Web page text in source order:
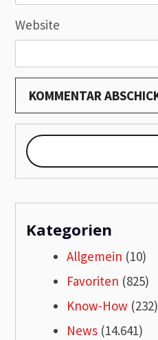
Website
Kategorien
Allgemein (10)
Favoriten (825)
Know-How (232)
News (14.641)